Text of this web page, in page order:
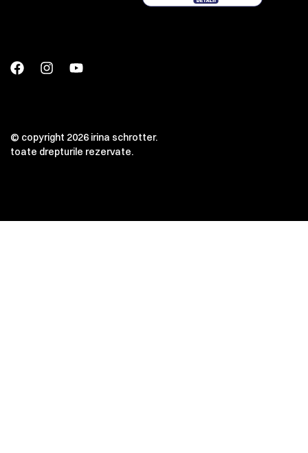
© copyright 2026 irina schrotter.
toate drepturile rezervate.